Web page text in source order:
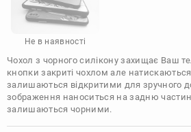
Не в наявності
Чохол з чорного силікону захищає Ваш
кнопки закриті чохлом але
залишаються відкритими для зручного
зображення наноситься на задню
залишаються чорними.